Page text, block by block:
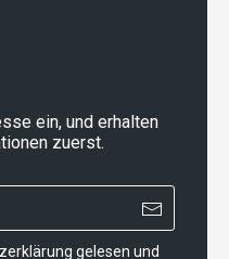
ein, und erhalten
zuerst.
gelesen und